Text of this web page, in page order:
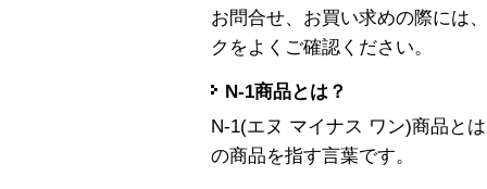
お問合せ、お買い求めの際には
クをよくご確認ください。
N-1商品とは？
N-1(エヌ マイナス ワン)商品と
の商品を指す言葉です。